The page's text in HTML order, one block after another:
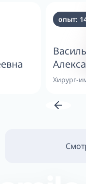
опыт:
Хирург-